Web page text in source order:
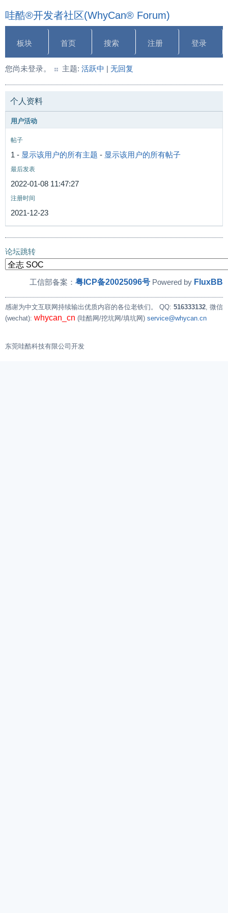
哇酷®开发者社区(WhyCan® Forum)
板块 首页 搜索 注册 登录
您尚未登录。 主题: 活跃中 | 无回复
个人资料
用户活动
帖子
1 - 显示该用户的所有主题 - 显示该用户的所有帖子
最后发表
2022-01-08 11:47:27
注册时间
2021-12-23
论坛跳转
工信部备案： 粤ICP备20025096号 Powered by FluxBB
感谢为中文互联网持续输出优质内容的各位老铁们。 QQ: 516333132, 微信
(wechat): whycan_cn (哇酷网/挖坑网/填坑网) service@whycan.cn
东莞哇酷科技有限公司开发